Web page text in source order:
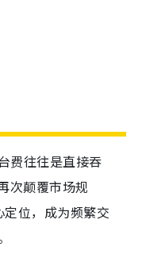
费往往是直接吞
次颠覆市场规
位，成为频繁交